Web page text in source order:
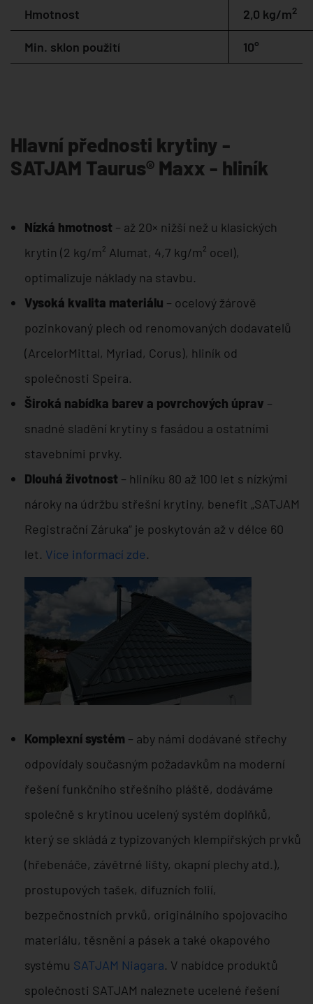
Hmotnost 2,0 kg/m2
Min. sklon použití 10°
Hlavní přednosti krytiny -
SATJAM Taurus® Maxx - hliník
Nízká hmotnost – až 20× nižší než u klasických
krytin (2 kg/m² Alumat, 4,7 kg/m² ocel),
optimalizuje náklady na stavbu.
Vysoká kvalita materiálu – ocelový žárově
pozinkovaný plech od renomovaných dodavatelů
(ArcelorMittal, Myriad, Corus), hliník od
společnosti Speira.
Široká nabídka barev a povrchových úprav –
snadné sladění krytiny s fasádou a ostatními
stavebními prvky.
Dlouhá životnost – hliníku 80 až 100 let s nízkými
nároky na údržbu střešní krytiny, benefit „SATJAM
Registrační Záruka“ je poskytován až v délce 60
let. Více informací zde.
Komplexní systém – aby námi dodávané střechy
odpovídaly současným požadavkům na moderní
řešení funkčního střešního pláště, dodáváme
společně s krytinou ucelený systém doplňků,
který se skládá z typizovaných klempířských prvků
(hřebenáče, závětrné lišty, okapní plechy atd.),
prostupových tašek, difuzních folií,
bezpečnostních prvků, originálního spojovacího
materiálu, těsnění a pásek a také okapového
systému SATJAM Niagara. V nabídce produktů
společnosti SATJAM naleznete ucelené řešení